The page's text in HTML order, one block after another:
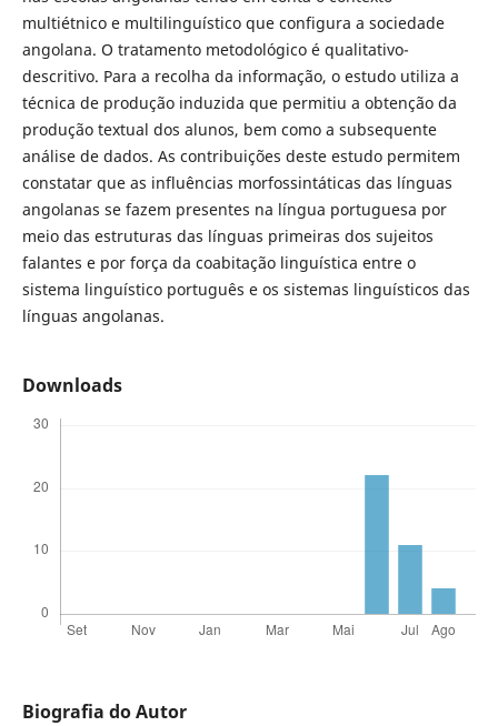
multiétnico e multilinguístico que configura a sociedade
angolana. O tratamento metodológico é qualitativo-
descritivo. Para a recolha da informação, o estudo utiliza a
técnica de produção induzida que permitiu a obtenção da
produção textual dos alunos, bem como a subsequente
análise de dados. As contribuições deste estudo permitem
constatar que as influências morfossintáticas das línguas
angolanas se fazem presentes na língua portuguesa por
meio das estruturas das línguas primeiras dos sujeitos
falantes e por força da coabitação linguística entre o
sistema linguístico português e os sistemas linguísticos das
línguas angolanas.
Downloads
Biografia do Autor